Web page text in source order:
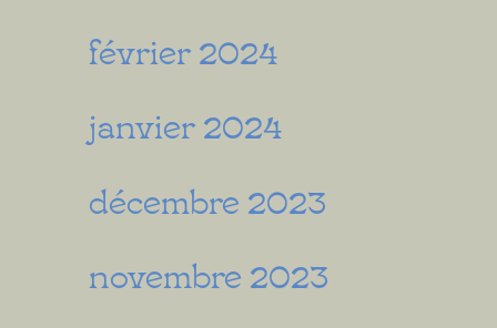
février 2024
janvier 2024
décembre 2023
novembre 2023